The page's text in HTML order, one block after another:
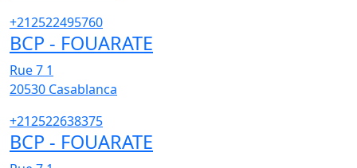
+212522495760
BCP - FOUARATE
Rue 7 1
20530 Casablanca
+212522638375
BCP - FOUARATE